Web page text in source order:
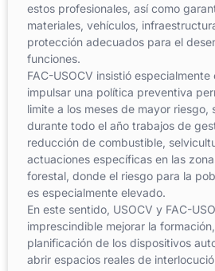
estos profesionales, así como
materiales, vehículos,
protección adecuados para el
funciones.
FAC-USOCV insistió
impulsar una política preventiva
limite a los meses de mayor riesgo,
durante todo el año trabajos de
reducción de combustible,
actuaciones específicas en las
forestal, donde el riesgo para la
es especialmente elevado.
En este sentido, USOCV y FAC-
imprescindible mejorar la
planificación de los dispositivos
abrir espacios reales de